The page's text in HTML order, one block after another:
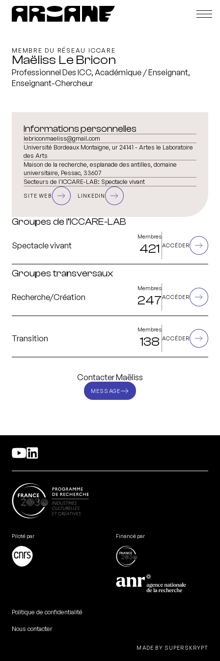
MEMBRE DU RÉSEAU ICCARE
Maëliss Le Bricon
Professionnel Des ICC, Académique / Enseignant,
Enseignant-Chercheur
Informations personnelles
lebriconmaeliss@gmail.com
Université Bordeaux Montaigne, ur 24141 - Artes le Laboratoire
des Arts
Maison de la recherche, esplanade des antilles, domaine
universitaire, Pessac, 33607
Secteurs de l'ICCARE-LAB: Spectacle vivant
SITE WEB LINKEDIN
Groupes de l’ICCARE-LAB
Spectacle vivant
Membres
421 ACCÉDER
Groupes transversaux
Recherche/Création
Membres
247ACCÉDER
Transition
Membres
138 ACCÉDER
Contacter Maëliss
MESSAGE
Piloté par Financé par
Politique de confidentialité
Nous contacter
MADE BY SUPERSKRYPT